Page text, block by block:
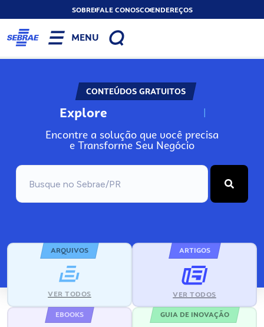
SOBREFALE CONOSCOENDEREÇOS
MENU
CONTEÚDOS GRATUITOS
Explore N
Encontre a solução que você precisa
e Transforme Seu Negócio
ARQUIVOS
VER TODOS
ARTIGOS
VER TODOS
EBOOKS GUIA DE INOVAÇÃO